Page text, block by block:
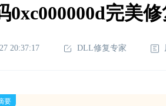
0xc000000d完美修
20:37:17 DLL修复专家
要